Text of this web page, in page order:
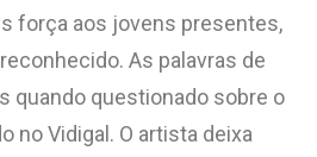
força aos jovens presentes,
As palavras de
quando questionado sobre o
no Vidigal. O artista deixa